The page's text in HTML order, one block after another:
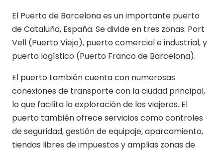
El Puerto de Barcelona es un importante puerto
de Cataluña, España. Se divide en tres zonas: Port
Vell (Puerto Viejo), puerto comercial e industrial, y
puerto logístico (Puerto Franco de Barcelona).
El puerto también cuenta con numerosas
conexiones de transporte con la ciudad principal,
lo que facilita la exploración de los viajeros. El
puerto también ofrece servicios como controles
de seguridad, gestión de equipaje, aparcamiento,
tiendas libres de impuestos y amplias zonas de